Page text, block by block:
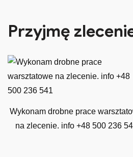
Przyjmę
Wykonam drobne prace
na zlecenie. info +48 500 236